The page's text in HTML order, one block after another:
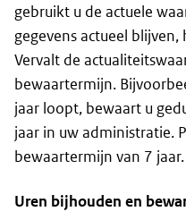
gebruikt u de actuele
gegevens actueel
Vervalt de
bewaartermijn.
jaar loopt, bewaart u
jaar in uw administratie.
bewaartermijn van 7 jaar.
Uren bijhouden en